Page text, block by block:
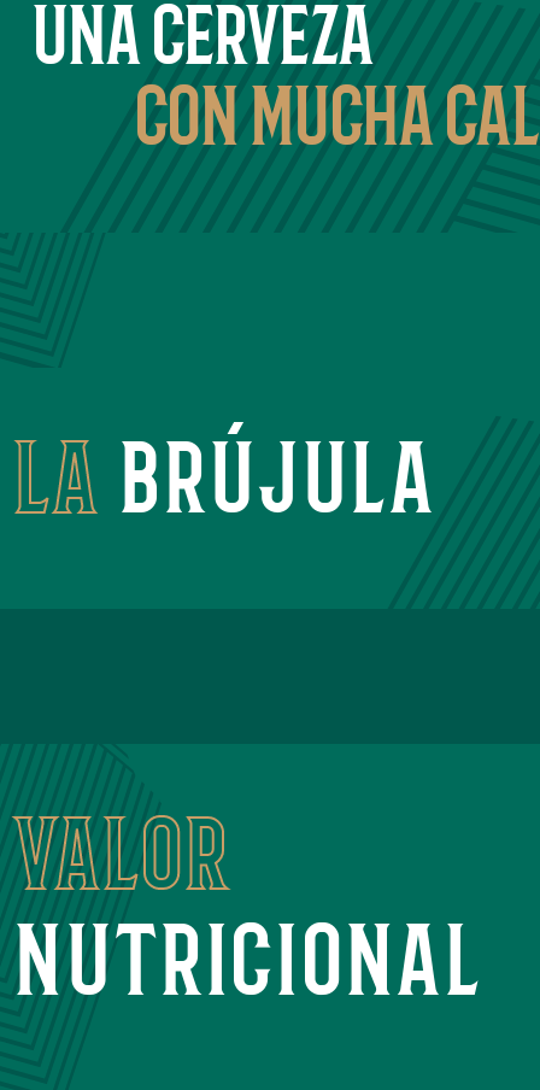
una cerveza
con mucha
la brújula
valor
nutricional